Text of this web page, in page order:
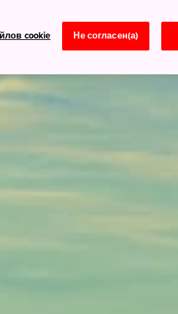
Новости
cookie Не согласен(а)